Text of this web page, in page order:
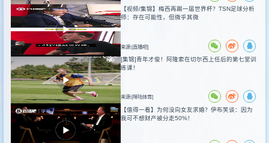
【视频/集锦】梅西再踢一届世界杯？TSN足球分析
师：存在可能性，但微乎其微
来源:[直播吧]
[集锦]青年才俊！阿隆索在切尔西上任后的第七堂训
练课！
来源:[咪咕体育]
【值得一看】为何没向女友求婚？伊布笑谈：因为
我可不想财产被分走50%！